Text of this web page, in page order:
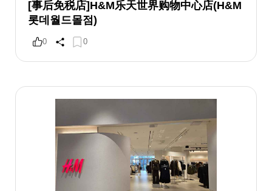
[事后免税店]H&M乐天世界购物中心店(H&M
롯데월드몰점)
0 0